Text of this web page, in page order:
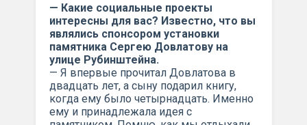
— Какие социальные проекты
интересны для вас? Известно, что вы
являлись спонсором установки
памятника Сергею Довлатову на
улице Рубинштейна.
— Я впервые прочитал Довлатова в
двадцать лет, а сыну подарил книгу,
когда ему было четырнадцать. Именно
ему и принадлежала идея с